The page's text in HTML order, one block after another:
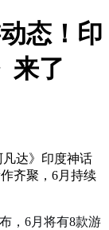
态！印
来了
达》印度神话
齐聚，6月持续
，6月将有8款游